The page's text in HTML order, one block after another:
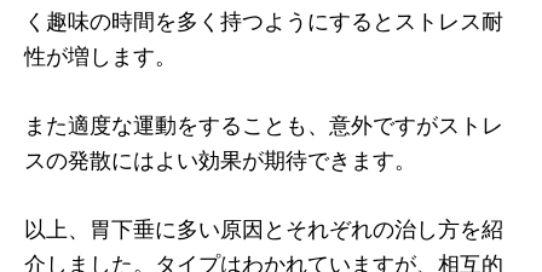
く趣味の時間を多く持つようにするとストレス耐
性が増します。
また適度な運動をすることも、意外ですがストレ
スの発散にはよい効果が期待できます。
以上、胃下垂に多い原因とそれぞれの治し方を紹
介しました。タイプはわかれていますが、相互的